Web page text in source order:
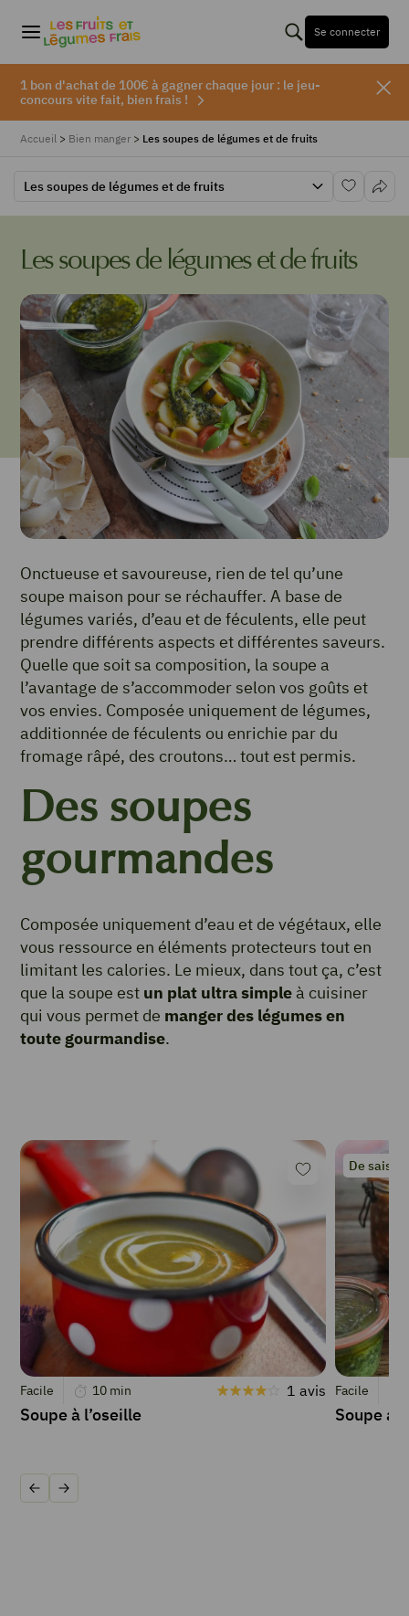
Se connecter
1 bon d'achat de 100€ à gagner chaque jour : le jeu-
concours vite fait, bien frais !
Accueil > Bien manger > Les soupes de légumes et de fruits
Les soupes de légumes et de fruits
Les soupes de légumes et de fruits
Onctueuse et savoureuse, rien de tel qu’une
soupe maison pour se réchauffer. A base de
légumes variés, d’eau et de féculents, elle peut
prendre différents aspects et différentes saveurs.
Quelle que soit sa composition, la soupe a
l’avantage de s’accommoder selon vos goûts et
vos envies. Composée uniquement de légumes,
additionnée de féculents ou enrichie par du
fromage râpé, des croutons… tout est permis.
Des soupes
gourmandes
Composée uniquement d’eau et de végétaux, elle
vous ressource en éléments protecteurs tout en
limitant les calories. Le mieux, dans tout ça, c’est
que la soupe est un plat ultra simple à cuisiner
qui vous permet de manger des légumes en
toute gourmandise.
Facile 10 min 1 avis
Soupe à l’oseille
De saison
Facile
Soupe
Précédent
Suivant